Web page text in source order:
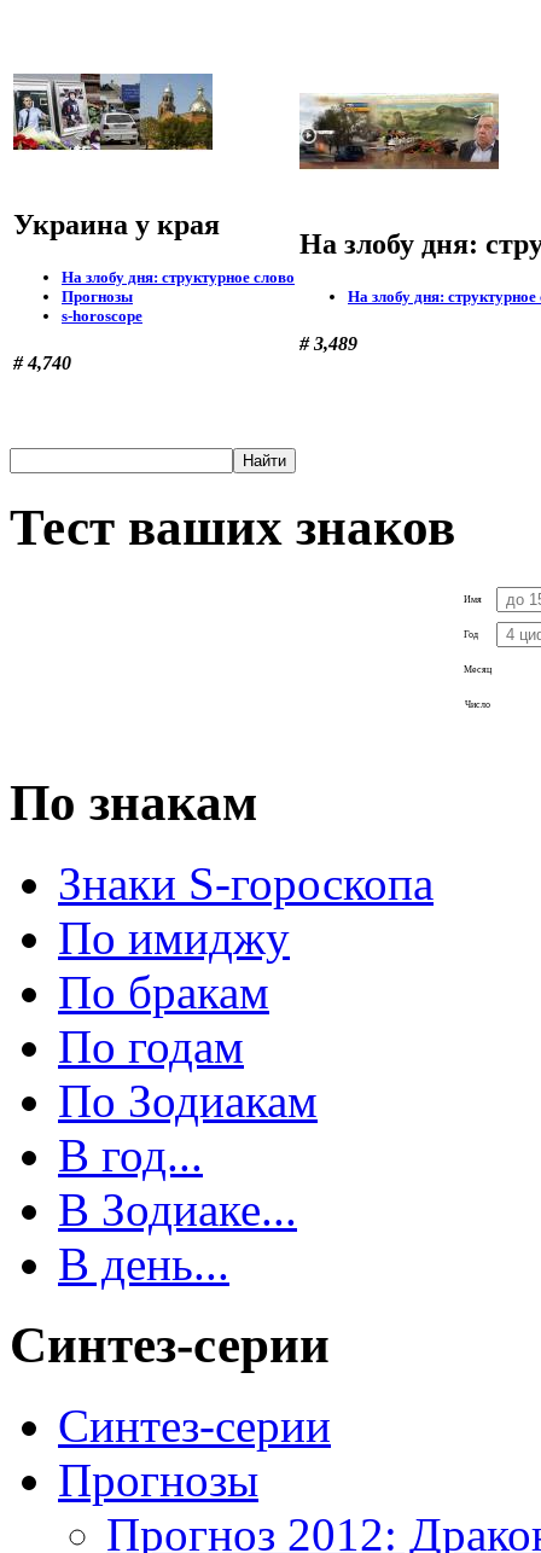
Украина у края
На злобу дня: структурное слово
Прогнозы
s-horoscope
# 4,740
На злобу дня:
На злобу дня: структурное
# 3,489
Тест ваших знаков
Имя
Год
Месяц
Число
По знакам
Знаки S-гороскопа
По имиджу
По бракам
По годам
По Зодиакам
В год...
В Зодиаке...
В день...
Синтез-серии
Синтез-серии
Прогнозы
Прогноз 2012: